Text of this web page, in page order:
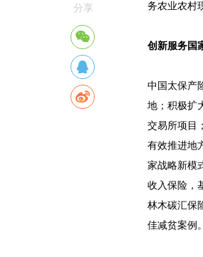
分享
务农业农村
创新服务国
中国太保产
地；积极扩
交易所项目
有效推进地
家战略新模
收入保险，
林木碳汇保
佳减贫案例。